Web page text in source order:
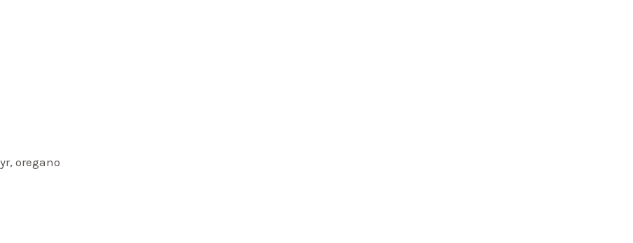
oregano